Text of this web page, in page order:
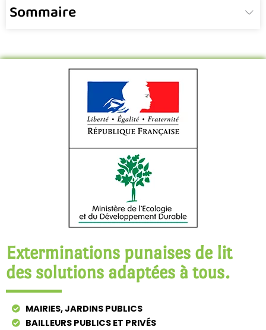
Sommaire
Exterminations punaises de lit
des solutions adaptées à tous.
MAIRIES, JARDINS PUBLICS
BAILLEURS PUBLICS ET PRIVÉS